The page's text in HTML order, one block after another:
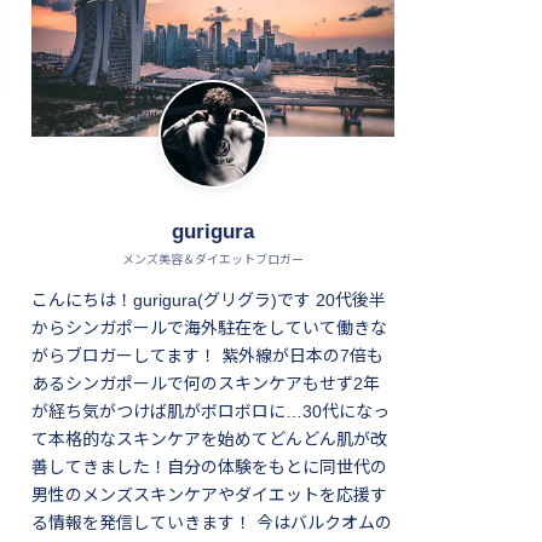
gurigura
メンズ美容＆ダイエットブロガー
こんにちは！gurigura(グリグラ)です 20代後半
からシンガポールで海外駐在をしていて働きな
がらブロガーしてます！ 紫外線が日本の7倍も
あるシンガポールで何のスキンケアもせず2年
が経ち気がつけば肌がボロボロに…30代になっ
て本格的なスキンケアを始めてどんどん肌が改
善してきました！自分の体験をもとに同世代の
男性のメンズスキンケアやダイエットを応援す
る情報を発信していきます！ 今はバルクオムの